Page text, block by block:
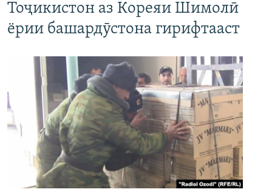
Тоҷикистон аз Кореяи Шимолӣ
ёрии башардӯстона гирифтааст